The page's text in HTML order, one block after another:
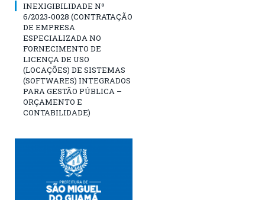
INEXIGIBILIDADE Nº
6/2023-0028 (CONTRATAÇÃO
DE EMPRESA
ESPECIALIZADA NO
FORNECIMENTO DE
LICENÇA DE USO
(LOCAÇÕES) DE SISTEMAS
(SOFTWARES) INTEGRADOS
PARA GESTÃO PÚBLICA –
ORÇAMENTO E
CONTABILIDADE)